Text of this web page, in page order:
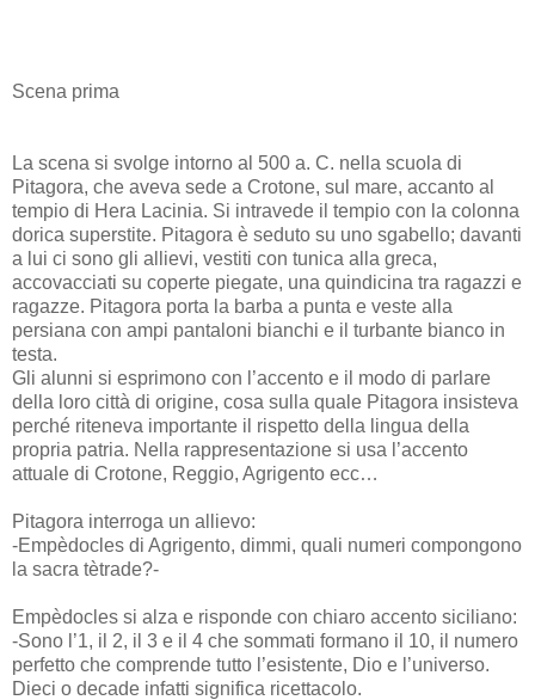
Scena prima
La scena si svolge intorno al 500 a. C. nella scuola di
Pitagora, che aveva sede a Crotone, sul mare, accanto al
tempio di Hera Lacinia. Si intravede il tempio con la colonna
dorica superstite. Pitagora è seduto su uno sgabello; davanti
a lui ci sono gli allievi, vestiti con tunica alla greca,
accovacciati su coperte piegate, una quindicina tra ragazzi e
ragazze. Pitagora porta la barba a punta e veste alla
persiana con ampi pantaloni bianchi e il turbante bianco in
testa.
Gli alunni si esprimono con l’accento e il modo di parlare
della loro città di origine, cosa sulla quale Pitagora insisteva
perché riteneva importante il rispetto della lingua della
propria patria. Nella rappresentazione si usa l’accento
attuale di Crotone, Reggio, Agrigento ecc…
Pitagora interroga un allievo:
-Empèdocles di Agrigento, dimmi, quali numeri compongono
la sacra tètrade?-
Empèdocles si alza e risponde con chiaro accento siciliano:
-Sono l’1, il 2, il 3 e il 4 che sommati formano il 10, il numero
perfetto che comprende tutto l’esistente, Dio e l’universo.
Dieci o decade infatti significa ricettacolo.